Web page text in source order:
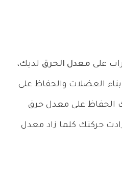
على معدل الحرق لديك،
بناء العضلات والحفاظ على
الحفاظ على معدل حرق
حركتك كلما زاد معدل